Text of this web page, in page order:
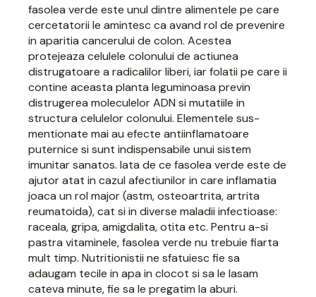
fasolea verde este unul dintre alimentele pe care
cercetatorii le amintesc ca avand rol de prevenire
in aparitia cancerului de colon. Acestea
protejeaza celulele colonului de actiunea
distrugatoare a radicalilor liberi, iar folatii pe care ii
contine aceasta planta leguminoasa previn
distrugerea moleculelor ADN si mutatiile in
structura celulelor colonului. Elementele sus-
mentionate mai au efecte antiinflamatoare
puternice si sunt indispensabile unui sistem
imunitar sanatos. Iata de ce fasolea verde este de
ajutor atat in cazul afectiunilor in care inflamatia
joaca un rol major (astm, osteoartrita, artrita
reumatoida), cat si in diverse maladii infectioase:
raceala, gripa, amigdalita, otita etc. Pentru a-si
pastra vitaminele,fasolea verde nu trebuie fiarta
mult timp. Nutritionistii ne sfatuiesc fie sa
adaugam tecile in apa in clocot si sa le lasam
cateva minute, fie sa le pregatim la aburi.